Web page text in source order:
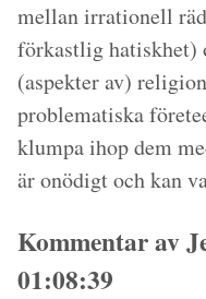
mellan irrationell
förkastlig
(aspekter av)
problematiska
klumpa ihop dem
är onödigt och kan
Kommentar av
01:08:39